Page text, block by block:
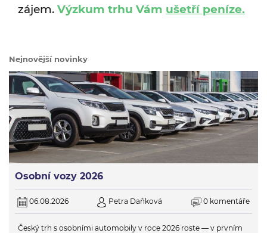
zájem. Výzkum trhu Vám ušetří peníze.
Nejnovější novinky
Osobní vozy 2026
06.08.2026 Petra Daňková 0 komentáře
Český trh s osobními automobily v roce 2026 roste — v prvním